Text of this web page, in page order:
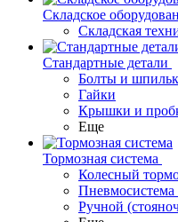
Складское
Складская
Стандартные детали
Болты и
Гайки
Крышки и
Еще
Тормозная система
Колесный
Пневмосиcтема
Ручной